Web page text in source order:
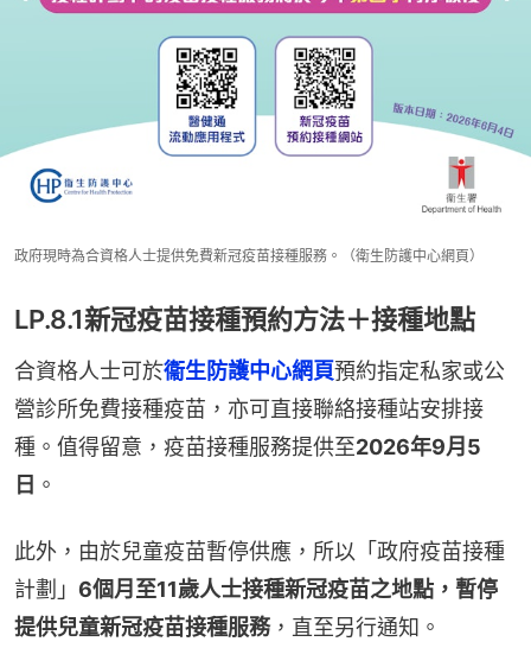
政府現時為合資格人士提供免費新冠疫苗接種服務。（衛生防護中心網頁）
LP.8.1新冠疫苗接種預約方法＋接種地點
合資格人士可於衞生防護中心網頁預約指定私家或公
營診所免費接種疫苗，亦可直接聯絡接種站安排接
種。值得留意，疫苗接種服務提供至2026年9月5
日 。
此外，由於兒童疫苗暫停供應，所以「政府疫苗接種
計劃」 6個月至11歲人士接種新冠疫苗之地點，暫停
提供兒童新冠疫苗接種服務，直至另行通知。